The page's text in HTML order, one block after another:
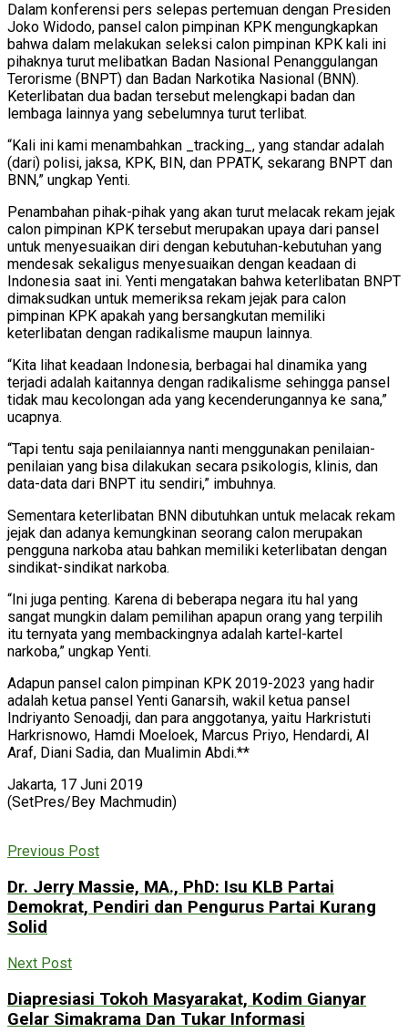
Dalam konferensi pers selepas pertemuan dengan Presiden
Joko Widodo, pansel calon pimpinan KPK mengungkapkan
bahwa dalam melakukan seleksi calon pimpinan KPK kali ini
pihaknya turut melibatkan Badan Nasional Penanggulangan
Terorisme (BNPT) dan Badan Narkotika Nasional (BNN).
Keterlibatan dua badan tersebut melengkapi badan dan
lembaga lainnya yang sebelumnya turut terlibat.
“Kali ini kami menambahkan _tracking_, yang standar adalah
(dari) polisi, jaksa, KPK, BIN, dan PPATK, sekarang BNPT dan
BNN,” ungkap Yenti.
Penambahan pihak-pihak yang akan turut melacak rekam jejak
calon pimpinan KPK tersebut merupakan upaya dari pansel
untuk menyesuaikan diri dengan kebutuhan-kebutuhan yang
mendesak sekaligus menyesuaikan dengan keadaan di
Indonesia saat ini. Yenti mengatakan bahwa keterlibatan BNPT
dimaksudkan untuk memeriksa rekam jejak para calon
pimpinan KPK apakah yang bersangkutan memiliki
keterlibatan dengan radikalisme maupun lainnya.
“Kita lihat keadaan Indonesia, berbagai hal dinamika yang
terjadi adalah kaitannya dengan radikalisme sehingga pansel
tidak mau kecolongan ada yang kecenderungannya ke sana,”
ucapnya.
“Tapi tentu saja penilaiannya nanti menggunakan penilaian-
penilaian yang bisa dilakukan secara psikologis, klinis, dan
data-data dari BNPT itu sendiri,” imbuhnya.
Sementara keterlibatan BNN dibutuhkan untuk melacak rekam
jejak dan adanya kemungkinan seorang calon merupakan
pengguna narkoba atau bahkan memiliki keterlibatan dengan
sindikat-sindikat narkoba.
“Ini juga penting. Karena di beberapa negara itu hal yang
sangat mungkin dalam pemilihan apapun orang yang terpilih
itu ternyata yang membackingnya adalah kartel-kartel
narkoba,” ungkap Yenti.
Adapun pansel calon pimpinan KPK 2019-2023 yang hadir
adalah ketua pansel Yenti Ganarsih, wakil ketua pansel
Indriyanto Senoadji, dan para anggotanya, yaitu Harkristuti
Harkrisnowo, Hamdi Moeloek, Marcus Priyo, Hendardi, Al
Araf, Diani Sadia, dan Mualimin Abdi.**
Jakarta, 17 Juni 2019
(SetPres/Bey Machmudin)
Previous Post
Dr. Jerry Massie, MA., PhD: Isu KLB Partai
Demokrat, Pendiri dan Pengurus Partai Kurang
Solid
Next Post
Diapresiasi Tokoh Masyarakat, Kodim Gianyar
Gelar Simakrama Dan Tukar Informasi